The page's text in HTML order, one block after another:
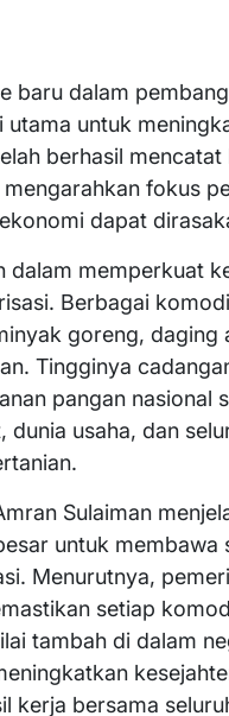
baru dalam
utama untuk
berhasil
fokus
dapat
dalam memperkuat
Berbagai
goreng,
Tingginya
pangan nasional
dunia usaha, dan
Sulaiman
untuk
Menurutnya,
setiap
tambah di dalam
kerja bersama